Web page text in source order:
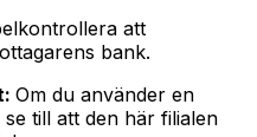
att
bank.
Om du använder en
till att den här filialen